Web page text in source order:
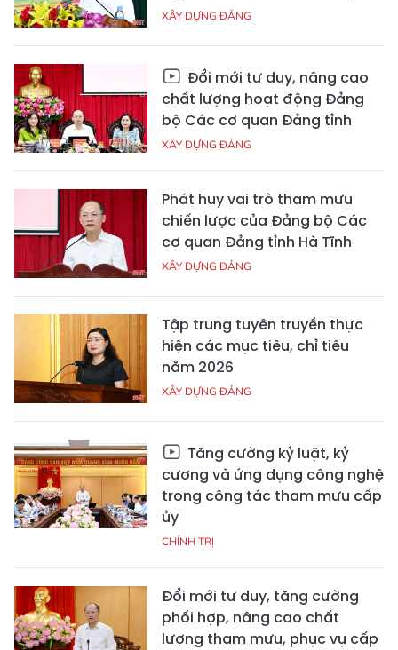
XÂY DỰNG ĐẢNG
Đổi mới tư duy, nâng cao
chất lượng hoạt động Đảng
bộ Các cơ quan Đảng tỉnh
XÂY DỰNG ĐẢNG
Phát huy vai trò tham mưu
chiến lược của Đảng bộ Các
cơ quan Đảng tỉnh Hà Tĩnh
XÂY DỰNG ĐẢNG
Tập trung tuyên truyền thực
hiện các mục tiêu, chỉ tiêu
năm 2026
XÂY DỰNG ĐẢNG
Tăng cường kỷ luật, kỷ
cương và ứng dụng công nghệ
trong công tác tham mưu cấp
ủy
CHÍNH TRỊ
Đổi mới tư duy, tăng cường
phối hợp, nâng cao chất
lượng tham mưu, phục vụ cấp